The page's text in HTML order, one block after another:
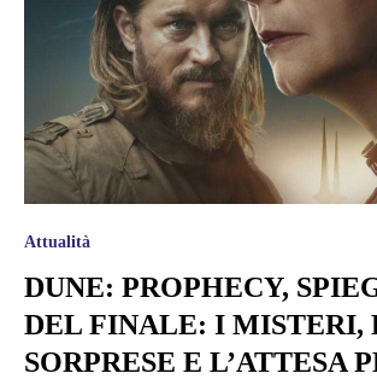
Attualità
DUNE: PROPHECY,
DEL FINALE: I MISTERI,
SORPRESE E L’ATTESA